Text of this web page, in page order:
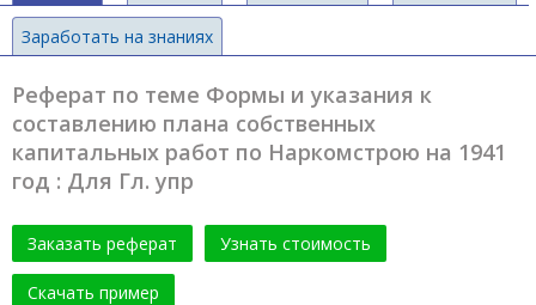
Заработать на знаниях
Реферат по теме Формы и указания к
составлению плана собственных
капитальных работ по Наркомстрою на 1941
год : Для Гл. упр
Заказать реферат Узнать стоимость
Скачать пример